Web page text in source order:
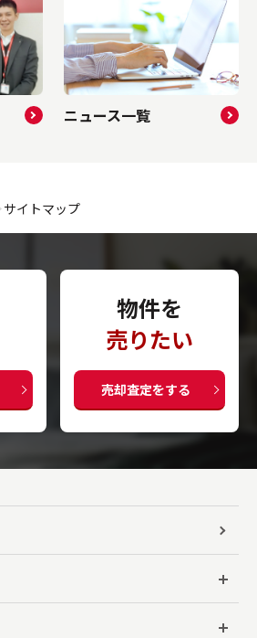
ニュース一覧
サイトマップ
物件を
売りたい
売却査定をする